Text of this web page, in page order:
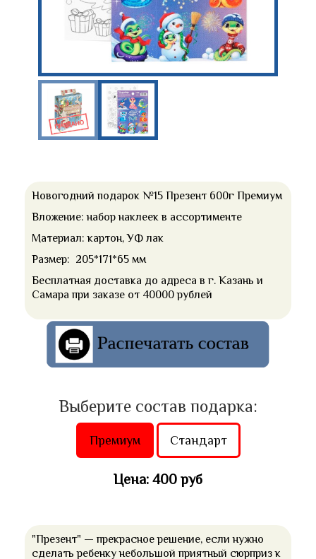
Новогодний подарок №15 Презент 600г Премиум
Вложение: набор наклеек в ассортименте
Материал: картон, УФ лак
Размер: 205*171*65 мм
Бесплатная доставка до адреса в г. Казань и
Самара при заказе от 40000 рублей
Выберите состав подарка:
Премиум Стандарт
Цена: 400 руб
"Презент" — прекрасное решение, если нужно
сделать ребенку небольшой приятный сюрприз к